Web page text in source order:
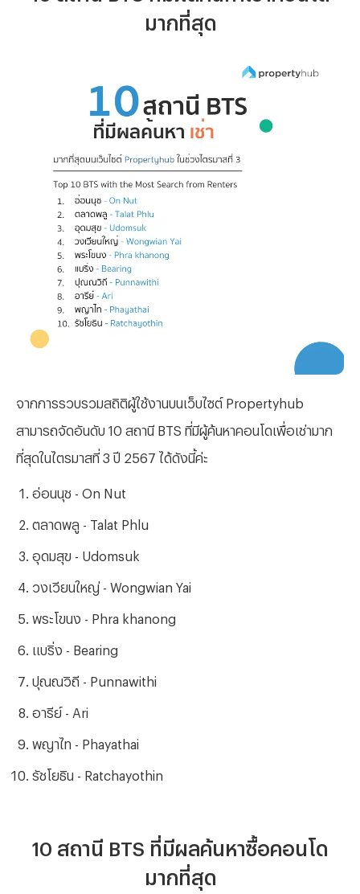
มากที่สุด
จากการรวบรวมสถิติผู้ใช้งานบนเว็บไซต์ Propertyhub
สามารถจัดอันดับ 10 สถานี BTS ที่มีผู้ค้นหาคอนโดเพื่อเช่ามาก
ที่สุดในไตรมาสที่ 3 ปี 2567 ได้ดังนี้ค่ะ
อ่อนนุช - On Nut
ตลาดพลู - Talat Phlu
อุดมสุข - Udomsuk
วงเวียนใหญ่ - Wongwian Yai
พระโขนง - Phra khanong
แบริ่ง - Bearing
ปุณณวิถี - Punnawithi
อารีย์ - Ari
พญาไท - Phayathai
รัชโยธิน - Ratchayothin
10 สถานี BTS ที่มีผลค้นหาซื้อคอนโด
มากที่สุด